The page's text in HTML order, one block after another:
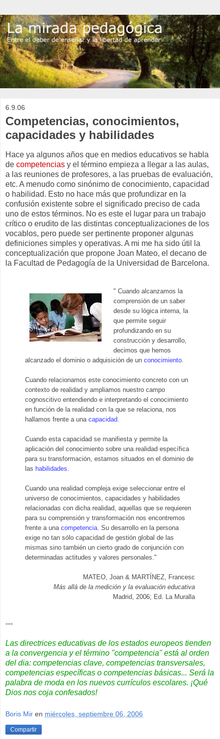
6.9.06
Competencias, conocimientos,
capacidades y habilidades
Hace ya algunos años que en medios educativos se habla
de competencias y el término empieza a llegar a las aulas,
a las reuniones de profesores, a las pruebas de evaluación,
etc. A menudo como sinónimo de conocimiento, capacidad
o habilidad. Esto no hace más que profundizar en la
confusión existente sobre el significado preciso de cada
uno de estos términos. No es este el lugar para un trabajo
crítico o erudito de las distintas conceptualizaciones de los
vocablos, pero puede ser pertinente proponer algunas
definiciones simples y operativas. A mi me ha sido útil la
conceptualización que propone Joan Mateo, el decano de
la Facultad de Pedagogía de la Universidad de Barcelona.
" Cuando alcanzamos la
comprensión de un saber
desde su lógica interna, la
que permite seguir
profundizando en su
construcción y desarrollo,
decimos que hemos
alcanzado el dominio o adquisición de un conocimiento
Cuando relacionamos este conocimiento concreto con un
contexto de realidad y ampliamos nuestro campo
cognoscitivo entendiendo e interpretando el conocimiento
en función de la realidad con la que se relaciona, nos
hallamos frente a una capacidad
Cuando esta capacidad se manifiesta y permite la
aplicación del conocimiento sobre una realidad específica
para su transformación, estamos situados en el dominio de
las habilidades
Cuando una realidad compleja exige seleccionar entre el
universo de conocimientos, capacidades y habilidades
relacionadas con dicha realidad, aquellas que se requieren
para su comprensión y transformación nos encontremos
frente a una competencia . Su desarrollo en la persona
exige no tan sólo capacidad de gestión global de las
mismas sino también un cierto grado de conjunción con
determinadas actitudes y valores personales."
MATEO, Joan & MARTÍNEZ, Francesc
Más allá de la medición y la evaluación educativa
Madrid, 2006; Ed. La Muralla
---
Las directrices educativas de los estados europeos tienden
a la convergencia y el término "competencia" está al orden
del dia: competencias clave, competencias transversales,
competencias específicas o competencias básicas... Será la
palabra de moda en los nuevos currículos escolares. ¡Qué
Dios nos coja confesados!
Boris Mir en miércoles, septiembre 06, 2006
Compartir